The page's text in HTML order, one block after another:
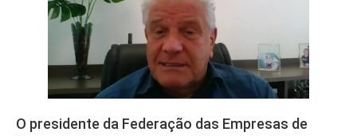
O presidente da Federação das Empresas de